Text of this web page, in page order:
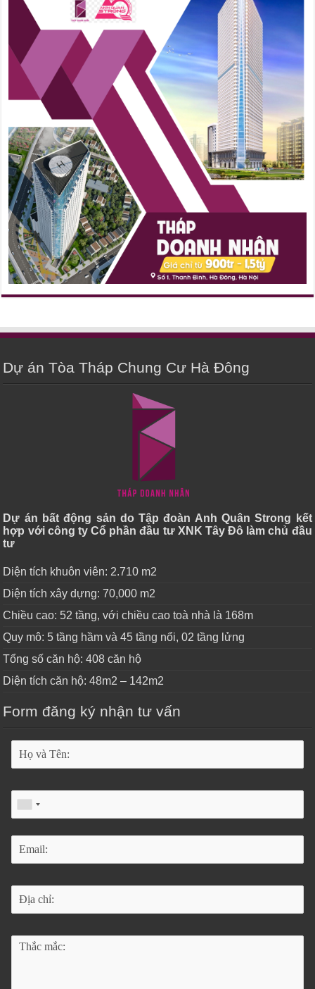
Dự án Tòa Tháp Chung Cư Hà Đông
Dự án bất động sản do Tập đoàn Anh Quân Strong kết
hợp với công ty Cổ phần đầu tư XNK Tây Đô làm chủ đầu
tư
Diện tích khuôn viên: 2.710 m2
Diện tích xây dựng: 70,000 m2
Chiều cao: 52 tầng, với chiều cao toà nhà là 168m
Quy mô: 5 tầng hầm và 45 tầng nổi, 02 tầng lửng
Tổng số căn hộ: 408 căn hộ
Diện tích căn hộ: 48m2 – 142m2
Form đăng ký nhận tư vấn